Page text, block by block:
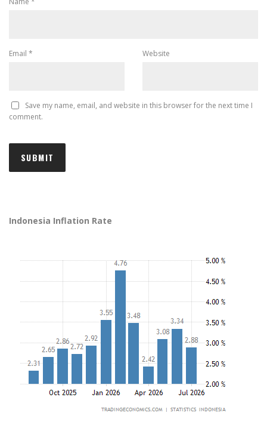
Email * Website
Save my name, email, and website in this browser for the next time I
comment.
Indonesia Inflation Rate